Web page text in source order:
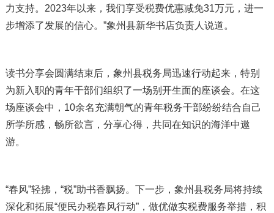
力支持。2023年以来，我们享受税费优惠减免31万元，进一
步增添了发展的信心。”象州县新华书店负责人说道。
读书分享会圆满结束后，象州县税务局迅速行动起来，特别
为新入职的青年干部们组织了一场别开生面的座谈会。在这
场座谈会中，10余名充满朝气的青年税务干部纷纷结合自己
所学所感，畅所欲言，分享心得，共同在知识的海洋中遨
游。
“春风”轻拂，“税”助书香飘扬。下一步，象州县税务局将持续
深化和拓展“便民办税春风行动”，做优做实税费服务举措，积